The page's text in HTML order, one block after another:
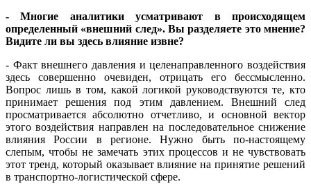
- Многие аналитики усматривают в происходящем
определенный «внешний след». Вы разделяете это мнение?
Видите ли вы здесь влияние извне?
- Факт внешнего давления и целенаправленного воздействия
здесь совершенно очевиден, отрицать его бессмысленно.
Вопрос лишь в том, какой логикой руководствуются те, кто
принимает решения под этим давлением. Внешний след
просматривается абсолютно отчетливо, и основной вектор
этого воздействия направлен на последовательное снижение
влияния России в регионе. Нужно быть по-настоящему
слепым, чтобы не замечать этих процессов и не чувствовать
этот тренд, который оказывает влияние на принятие решений
в транспортно-логистической сфере.